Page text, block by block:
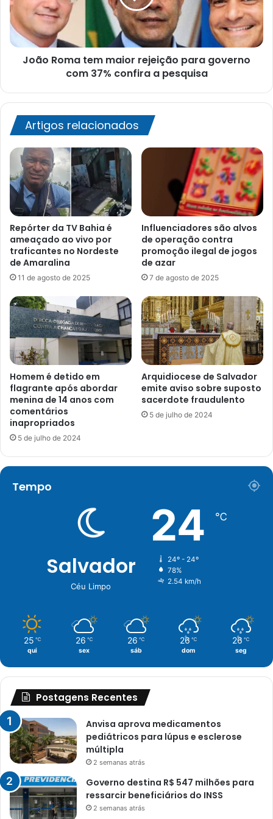
para
governo
com
37%
confiraJoão Roma tem maior rejeição para governo
com 37% confira a pesquisa
Artigos relacionados
Repórter da TV Bahia é
ameaçado ao vivo por
traficantes no Nordeste
de Amaralina
11 de agosto de 2025
Influenciadores são alvos
de operação contra
promoção ilegal de jogos
de azar
7 de agosto de 2025
Homem é detido em
flagrante após abordar
menina de 14 anos com
comentários
inapropriados
5 de julho de 2024
Arquidiocese de Salvador
emite aviso sobre suposto
sacerdote fraudulento
5 de julho de 2024
Tempo
Salvador
Céu Limpo
24 ℃
24º - 24º
78%
2.54 km/h
25 ℃
qui
26 ℃
sex
26 ℃
sáb
26 ℃
dom
26 ℃
seg
Postagens Recentes
Anvisa aprova medicamentos
pediátricos para lúpus e esclerose
múltipla
2 semanas atrás
Governo destina R$ 547 milhões para
ressarcir beneficiários do INSS
2 semanas atrás